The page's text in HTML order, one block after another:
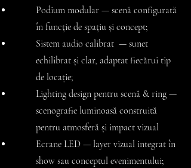
Podium modular — scenă configurată
în funcție de spațiu și concept;
Sistem audio calibrat — sunet
echilibrat și clar, adaptat fiecărui tip
de locație;
Lighting design pentru scenă & ring —
scenografie luminoasă construită
pentru atmosferă și impact vizual
Ecrane LED — layer vizual integrat în
show sau conceptul evenimentului;